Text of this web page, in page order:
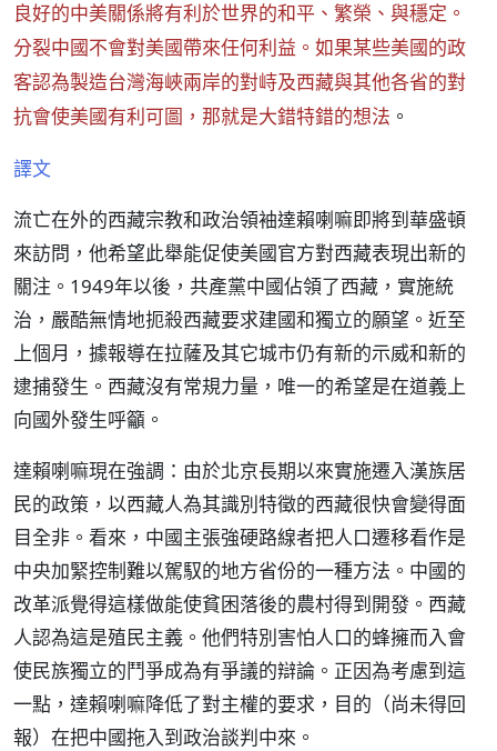
良好的中美關係將有利於世界的和平、繁榮、與穩定。
分裂中國不會對美國帶來任何利益。如果某些美國的政
客認為製造台灣海峽兩岸的對峙及西藏與其他各省的對
抗會使美國有利可圖，那就是大錯特錯的想法 。
譯文
流亡在外的西藏宗教和政治領袖達賴喇嘛即將到華盛頓
來訪問，他希望此舉能促使美國官方對西藏表現出新的
關注。1949年以後，共產黨中國佔領了西藏，實施統
治，嚴酷無情地扼殺西藏要求建國和獨立的願望。近至
上個月，據報導在拉薩及其它城市仍有新的示威和新的
逮捕發生。西藏沒有常規力量，唯一的希望是在道義上
向國外發生呼籲。
達賴喇嘛現在強調：由於北京長期以來實施遷入漢族居
民的政策，以西藏人為其識別特徵的西藏很快會變得面
目全非。看來，中國主張強硬路線者把人口遷移看作是
中央加緊控制難以駕馭的地方省份的一種方法。中國的
改革派覺得這樣做能使貧困落後的農村得到開發。西藏
人認為這是殖民主義。他們特別害怕人口的蜂擁而入會
使民族獨立的鬥爭成為有爭議的辯論。正因為考慮到這
一點，達賴喇嘛降低了對主權的要求，目的（尚未得回
報）在把中國拖入到政治談判中來。